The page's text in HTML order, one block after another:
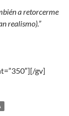
a retorcerme
realismo).”
gv]